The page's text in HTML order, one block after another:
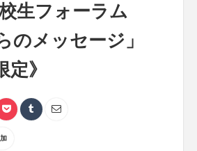
生フォーラム
のメッセージ」
定》